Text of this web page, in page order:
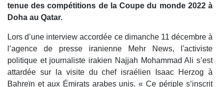
tenue des compétitions de la Coupe du monde 2022 à
Doha au Qatar.
Lors d’une interview accordée ce dimanche 11 décembre à
l’agence de presse iranienne Mehr News, l'activiste
politique et journaliste irakien Najjah Mohammad Ali s’est
attardée sur la visite du chef israélien Isaac Herzog à
Bahreïn et aux Émirats arabes unis. « Ce périple s’inscrit